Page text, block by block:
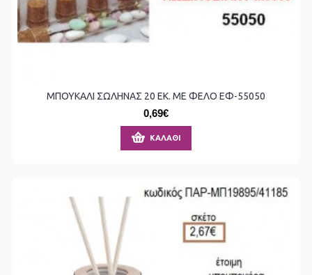
ΜΠΟΥΚΑΛΙ ΣΩΛΗΝΑΣ 20 ΕΚ. ΜΕ ΦΕΛΟ ΕΦ-55050
0,69€
ΚΑΛΆΘΙ